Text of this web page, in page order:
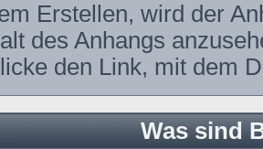
Erstellen, wird der
des Anhangs
den Link, mit dem
Was sind